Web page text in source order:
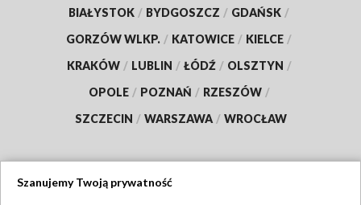
BIAŁYSTOK / BYDGOSZCZ / GDAŃSK /
GORZÓW WLKP. / KATOWICE / KIELCE /
KRAKÓW / LUBLIN / ŁÓDŹ / OLSZTYN /
OPOLE / POZNAŃ / RZESZÓW /
SZCZECIN / WARSZAWA / WROCŁAW
Szanujemy Twoją prywatność